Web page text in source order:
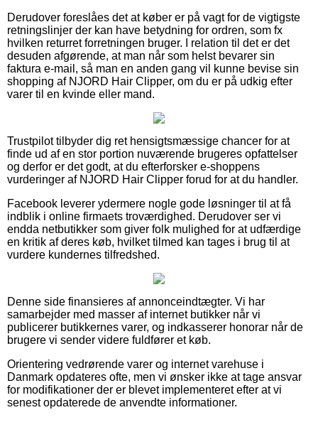
Derudover foreslåes det at køber er på vagt for de vigtigste
retningslinjer der kan have betydning for ordren, som fx
hvilken returret forretningen bruger. I relation til det er det
desuden afgørende, at man når som helst bevarer sin
faktura e-mail, så man en anden gang vil kunne bevise sin
shopping af NJORD Hair Clipper, om du er på udkig efter
varer til en kvinde eller mand.
Trustpilot tilbyder dig ret hensigtsmæssige chancer for at
finde ud af en stor portion nuværende brugeres opfattelser
og derfor er det godt, at du efterforsker e-shoppens
vurderinger af NJORD Hair Clipper forud for at du handler.
Facebook leverer ydermere nogle gode løsninger til at få
indblik i online firmaets troværdighed. Derudover ser vi
endda netbutikker som giver folk mulighed for at udfærdige
en kritik af deres køb, hvilket tilmed kan tages i brug til at
vurdere kundernes tilfredshed.
Denne side finansieres af annonceindtægter. Vi har
samarbejder med masser af internet butikker når vi
publicerer butikkernes varer, og indkasserer honorar når de
brugere vi sender videre fuldfører et køb.
Orientering vedrørende varer og internet varehuse i
Danmark opdateres ofte, men vi ønsker ikke at tage ansvar
for modifikationer der er blevet implementeret efter at vi
senest opdaterede de anvendte informationer.